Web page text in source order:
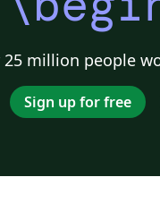
25 million people
Sign up for free